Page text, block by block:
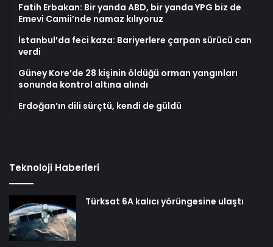
Fatih Erbakan: Bir yanda ABD, bir yanda YPG biz de
Emevi Camii’nde namaz kılıyoruz
İstanbul’da feci kaza: Bariyerlere çarpan sürücü can
verdi
Güney Kore’de 28 kişinin öldüğü orman yangınları
sonunda kontrol altına alındı
Erdoğan’ın dili sürçtü, kendi de güldü
Teknoloji Haberleri
Türksat 6A kalıcı yörüngesine ulaştı